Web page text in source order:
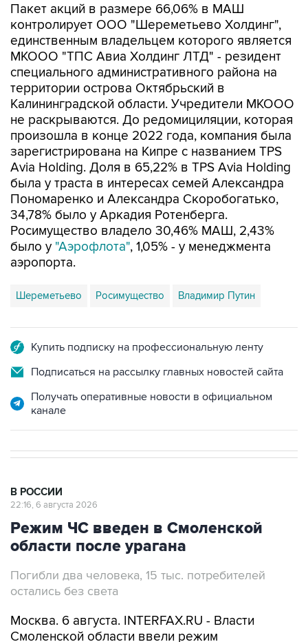
Пакет акций в размере 66,06% в МАШ
контролирует ООО "Шереметьево Холдинг",
единственным владельцем которого является
МКООО "ТПС Авиа Холдинг ЛТД" - резидент
специального административного района на
территории острова Октябрьский в
Калининградской области. Учредители МКООО
не раскрываются. До редомициляции, которая
произошла в конце 2022 года, компания была
зарегистрирована на Кипре с названием TPS
Avia Holding. Доля в 65,22% в TPS Avia Holding
была у траста в интересах семей Александра
Пономаренко и Александра Скоробогатько,
34,78% было у Аркадия Ротенберга.
Росимущество владело 30,46% МАШ, 2,43%
было у "Аэрофлота", 1,05% - у менеджмента
аэропорта.
Шереметьево Росимущество Владимир Путин
Купить подписку на профессиональную ленту
Подписаться на рассылку главных новостей сайта
Получать оперативные новости в официальном
канале
В РОССИИ
22:16, 6 августа 2026
Режим ЧС введен в Смоленской
области после урагана
Погибли два человека, 15 тыс. потребителей
остались без света
Москва. 6 августа. INTERFAX.RU - Власти
Смоленской области ввели режим